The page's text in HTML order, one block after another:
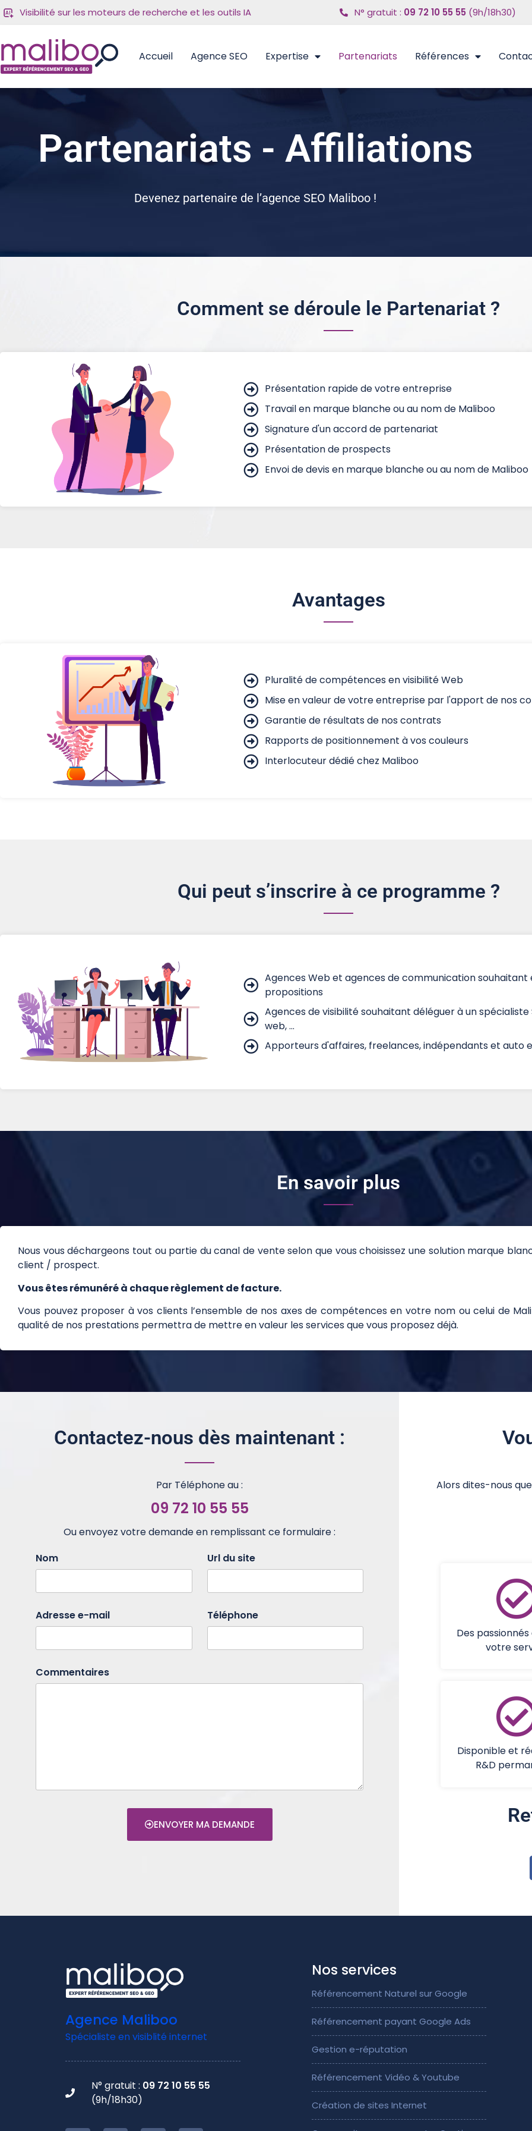
Visibilité sur les moteurs de recherche et les outils IA N° gratuit : 09 72 10 55 55 (9h/18h30)
Accueil Agence SEO Expertise Partenariats Références
Partenariats - Affiliations
Devenez partenaire de l’agence SEO Maliboo !
Comment se déroule le Partenariat ?
Présentation rapide de votre entreprise
Travail en marque blanche ou au nom de Maliboo
Signature d'un accord de partenariat
Présentation de prospects
Envoi de devis en marque blanche ou au nom de Maliboo
Avantages
Pluralité de compétences en visibilité Web
Mise en valeur de votre entreprise par l'apport de nos
Garantie de résultats de nos contrats
Rapports de positionnement à vos couleurs
Interlocuteur dédié chez Maliboo
Qui peut s’inscrire à ce programme ?
Agences Web et agences de communication
propositions
Agences de visibilité souhaitant déléguer à un spécialiste
web, ...
Apporteurs d'affaires, freelances, indépendants et auto
En savoir plus
Nous vous déchargeons tout ou partie du canal de vente selon que vous choisissez une solution marque
client / prospect.
Vous êtes rémunéré à chaque règlement de facture.
Vous pouvez proposer à vos clients l’ensemble de nos axes de compétences en votre nom ou celui de
qualité de nos prestations permettra de mettre en valeur les services que vous proposez déjà.
Contactez-nous dès maintenant :
Par Téléphone au :
09 72 10 55 55
Ou envoyez votre demande en remplissant ce formulaire :
Nom
Url du site
Adresse e-mail Téléphone
Commentaires
ENVOYER MA DEMANDE
Alors dites-nous
Des
votre
Disponible et
R&D
Agence Maliboo
Spécialiste en visiblité internet
N° gratuit : 09 72 10 55 55
(9h/18h30)
Nos services
Référencement Naturel sur Google
Référencement payant Google Ads
Gestion e-réputation
Référencement Vidéo & Youtube
Création de sites Internet